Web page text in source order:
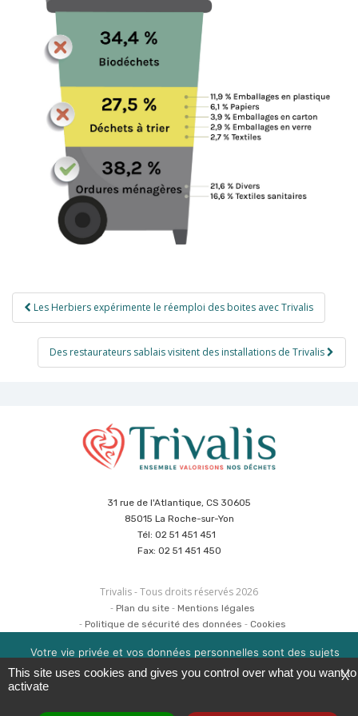
Navigation
de
l’article
Les Herbiers expérimente le réemploi des boites avec Trivalis
Des restaurateurs sablais visitent des installations de Trivalis
31 rue de l'Atlantique, CS 30605
85015 La Roche-sur-Yon
Tél: 02 51 451 451
Fax: 02 51 451 450
Trivalis - Tous droits réservés 2026
Plan du site
Mentions légales
Politique de sécurité des données
Cookies
Votre vie privée et vos données personnelles sont des sujets
importants pour nous. Consultez notre politique de
confidentialité pour en savoir plus. Nous utilisons des cookies
X
This site uses cookies and gives you control over what you want to
activate